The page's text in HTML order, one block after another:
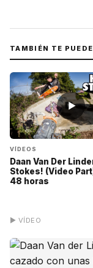
TAMBIÉN TE
▶
VÍDEOS
Daan Van Der
Stokes! (Video
48 horas
▶ VÍDEO